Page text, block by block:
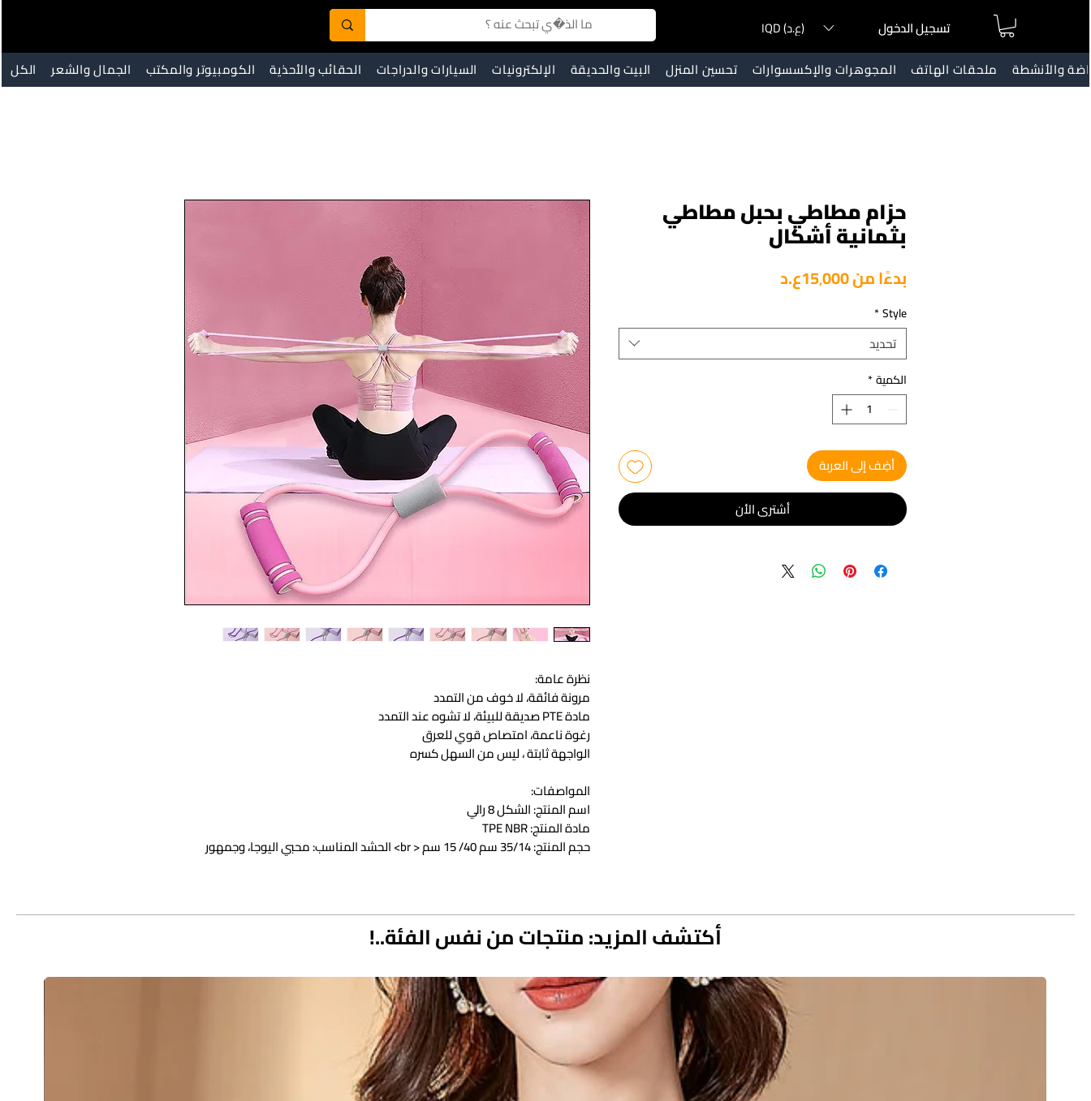
IQD (ع.د)
تسجيل الدخول
الكل
الجمال والشعر الكومبيوتر والمكتب الحقائب والأحذية السيارات والدراجات الإلكترونيات البيت والحديقة تحسين المنزل المجوهرات والإكسسوارات ملحقات الهاتف والأنشطة
نظرة عامة:
مرونة فائقة، لا خوف من التمدد
مادة PTE صديقة للبيئة، لا تشوه عند التمدد
رغوة ناعمة، امتصاص قوي للعرق
الواجهة ثابتة ، ليس من السهل كسره
المواصفات:
اسم المنتج: الشكل 8 رالي
مادة المنتج: TPE NBR
حجم المنتج: 35/14 سم 40/ 15 سم < br> الحشد المناسب: محبي اليوجا، وجمهور
محتوى العبوة:
1 × رالي
حزام مطاطي بحبل مطاطي
بثمانية أشكال
بدءًا من15٬000ع.د سعر
Style
*
تحديد
الكمية*
أضِف إلى العربة
أشتري الأن
أكتشف المزيد: منتجات من نفس الفئة..!